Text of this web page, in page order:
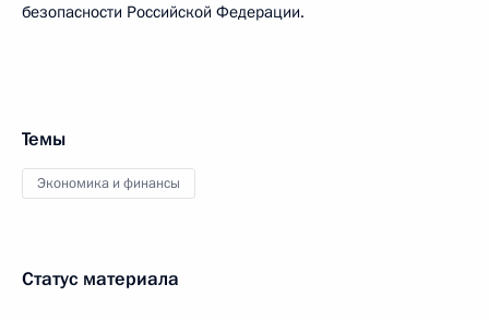
безопасности Российской Федерации.
Темы
Экономика и финансы
Статус материала